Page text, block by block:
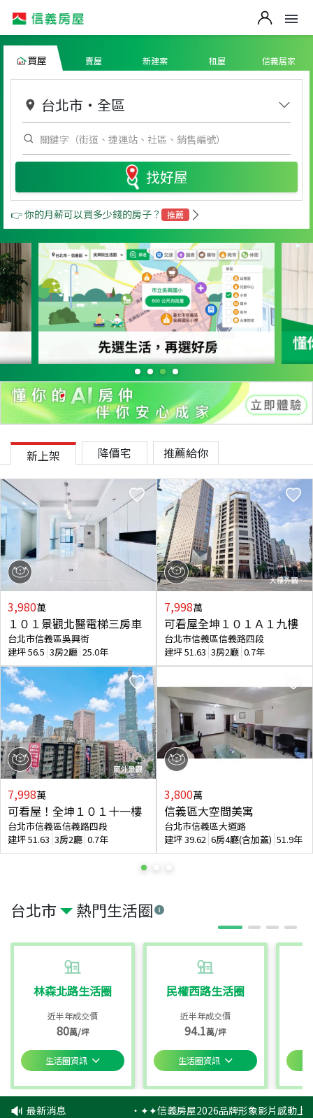
買屋 賣屋 新建案 租屋 信義居家
台北市 ・ 全區
找好屋
👉 你的月薪可以買多少錢的房子？ 推薦
台北市 熱門生活圈
林森北路生活圈
近半年成交價
80萬/坪
生活圈資訊
民權西路生活圈
近半年成交價
94.1萬/坪
生活圈資訊
新上架 降價宅 推薦給你
3,980萬
１０１景觀北醫電梯三房車
台北市信義區吳興街
建坪56.5 3房2廳 25.0年
7,998萬
可看屋！全坤１０１十一樓
台北市信義區信義路四段
建坪51.63 3房2廳 0.7年
7,998萬
可看屋全坤１０１Ａ１九樓
台北市信義區信義路四段
建坪51.63 3房2廳 0.7年
3,800萬
信義區大空間美寓
台北市信義區大道路
建坪39.62 6房4廳(含加蓋) 51.9年
最新消息 ‧✦✦信義房屋2026品牌形象影片感動上